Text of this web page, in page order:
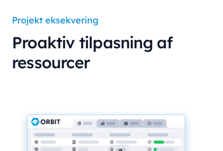
Projekt eksekvering
Proaktiv tilpasning af
ressourcer